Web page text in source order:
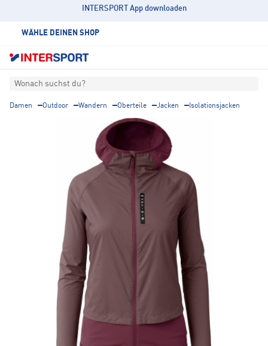
INTERSPORT App downloaden
WÄHLE DEINEN SHOP
Wonach suchst du?
Damen Outdoor Wandern Oberteile Jacken Isolationsjacken